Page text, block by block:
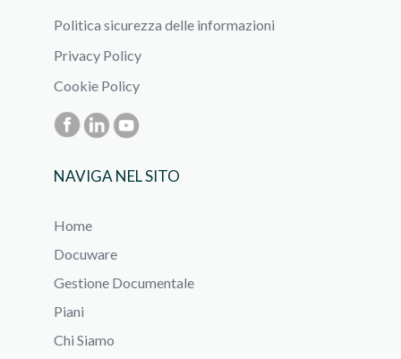
Politica sicurezza delle informazioni
Privacy Policy
Cookie Policy
NAVIGA NEL SITO
Home
Docuware
Gestione Documentale
Piani
Chi Siamo